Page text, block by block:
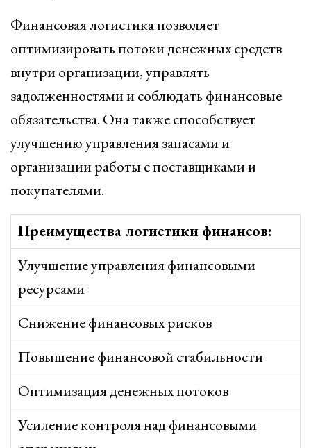
Финансовая логистика позволяет
оптимизировать потоки денежных средств
внутри организации, управлять
задолженностями и соблюдать финансовые
обязательства. Она также способствует
улучшению управления запасами и
организации работы с поставщиками и
покупателями.
Преимущества логистики финансов:
Улучшение управления финансовыми
ресурсами
Снижение финансовых рисков
Повышение финансовой стабильности
Оптимизация денежных потоков
Усиление контроля над финансовыми